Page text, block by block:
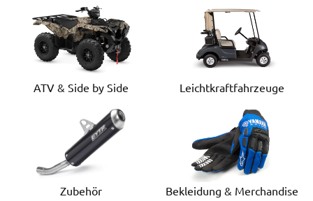
ATV & Side by Side Leichtkraftfahrzeuge
Zubehör Bekleidung & Merchandise